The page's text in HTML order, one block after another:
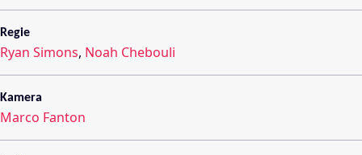
Regie
Ryan Simons, Noah Chebouli
Kamera
Marco Fanton